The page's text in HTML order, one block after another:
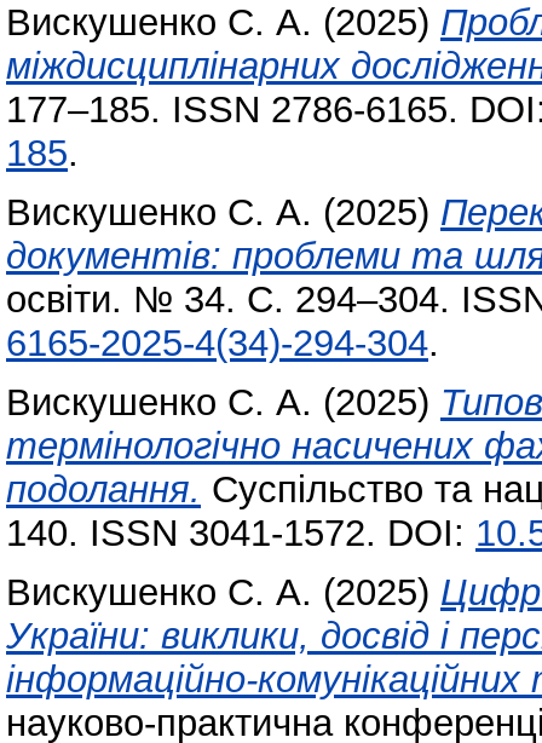
Вискушенко С. А. (2025)
міждисциплінарних
177–185. ISSN 2786-6165.
185.
Вискушенко С. А. (2025)
документів: проблеми та
освіти. № 34. С. 294–304.
6165-2025-4(34)-294-304.
Вискушенко С. А. (2025)
термінологічно насичених
подолання. Суспільство та
140. ISSN 3041-1572. DOI:
Вискушенко С. А. (2025)
України: виклики, досвід і
інформаційно-комунікаційних
науково-практична